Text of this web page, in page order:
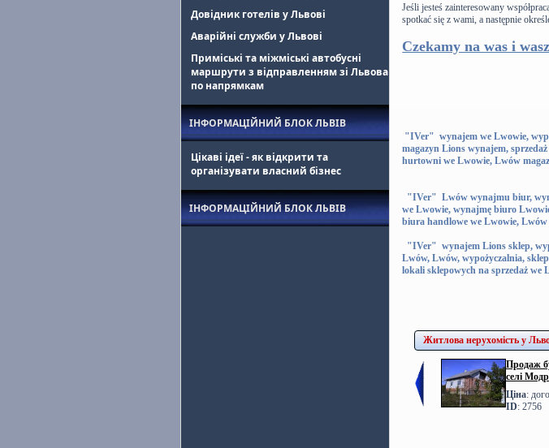
Довідник готелів у Львові
Аварійні служби у Львові
Приміські та міжміські автобусні
маршрути з відправленням зі Львова
по напрямкам
ІНФОРМАЦІЙНИЙ БЛОК ЛЬВІВ
Цікаві ідеї - як відкрити та
організувати власний бізнес
ІНФОРМАЦІЙНИЙ БЛОК ЛЬВІВ
Jeśli jesteś zainteresowany
spotkać się z wami, a następnie
Czekamy na was i
"IVer" wynajem we Lwowie,
magazyn Lions wynajem,
hurtowni we Lwowie, Lwów
"IVer" Lwów wynajmu biur,
we Lwowie, wynajmę biuro
biura handlowe we Lwowie,
"IVer" wynajem Lions sklep,
Lwów, Lwów, wypożyczalnia,
lokali sklepowych na sprzedaż we
Житлова нерухомість у
Продаж
селі
Ціна:
ID: 2756